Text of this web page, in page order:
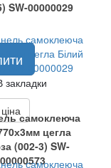
SW-00000029
закладки
самоклеюча
цегла
(002-3) SW-
00000573